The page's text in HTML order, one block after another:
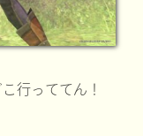
行っててん！